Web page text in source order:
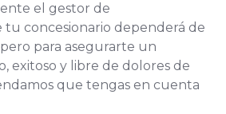
el gestor de
concesionario dependerá de
para asegurarte un
exitoso y libre de dolores de
que tengas en cuenta